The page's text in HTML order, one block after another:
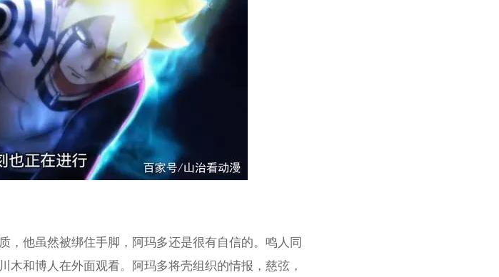
，他虽然被绑住手脚，阿玛多还是很有自信的。鸣人同
和博人在外面观看。阿玛多将壳组织的情报，慈弦，